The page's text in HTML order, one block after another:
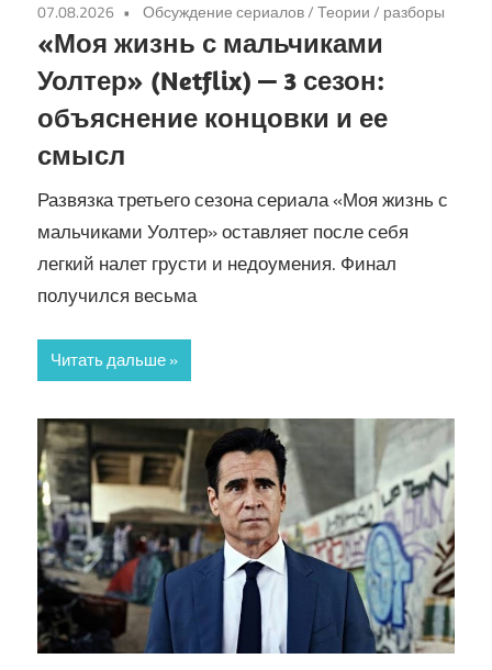
07.08.2026 Обсуждение сериалов/Теории / разборы
«Моя жизнь с мальчиками
Уолтер» (Netflix) — 3 сезон:
объяснение концовки и ее
смысл
Развязка третьего сезона сериала «Моя жизнь с
мальчиками Уолтер» оставляет после себя
легкий налет грусти и недоумения. Финал
получился весьма
Читать дальше